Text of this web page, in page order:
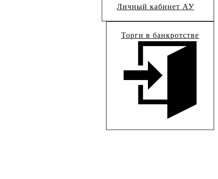
Личный кабинет АУ
Торги в банкротстве